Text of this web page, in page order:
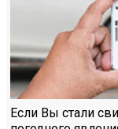
Если Вы стали